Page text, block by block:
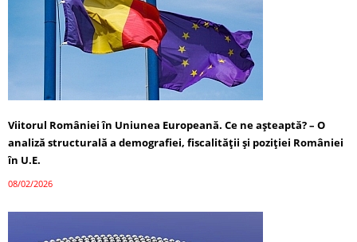
Viitorul României în Uniunea Europeană. Ce ne așteaptă? – O
analiză structurală a demografiei, fiscalității și poziției României
în U.E.
08/02/2026